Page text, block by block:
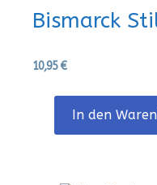
Bismarck
10,95€
In den